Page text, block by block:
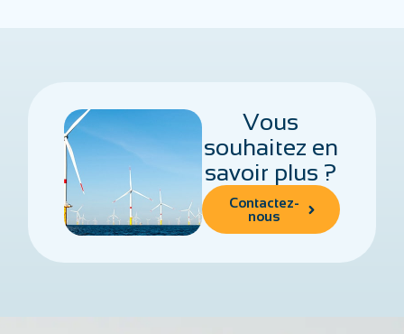
Vous
souhaitez en
savoir plus ?
Contactez-
nous